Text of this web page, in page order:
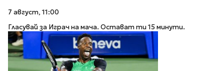
7 август, 11:00
Гласувай за Играч на мача. Остават ти 15 минути.